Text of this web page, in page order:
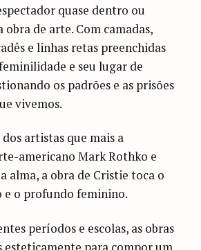
quase dentro ou
de arte. Com camadas,
e linhas retas preenchidas
e seu lugar de
os padrões e as prisões
vivemos.
artistas que mais a
americano Mark Rothko e
alma, a obra de Cristie toca o
o profundo feminino.
períodos e escolas, as obras
esteticamente para compor um